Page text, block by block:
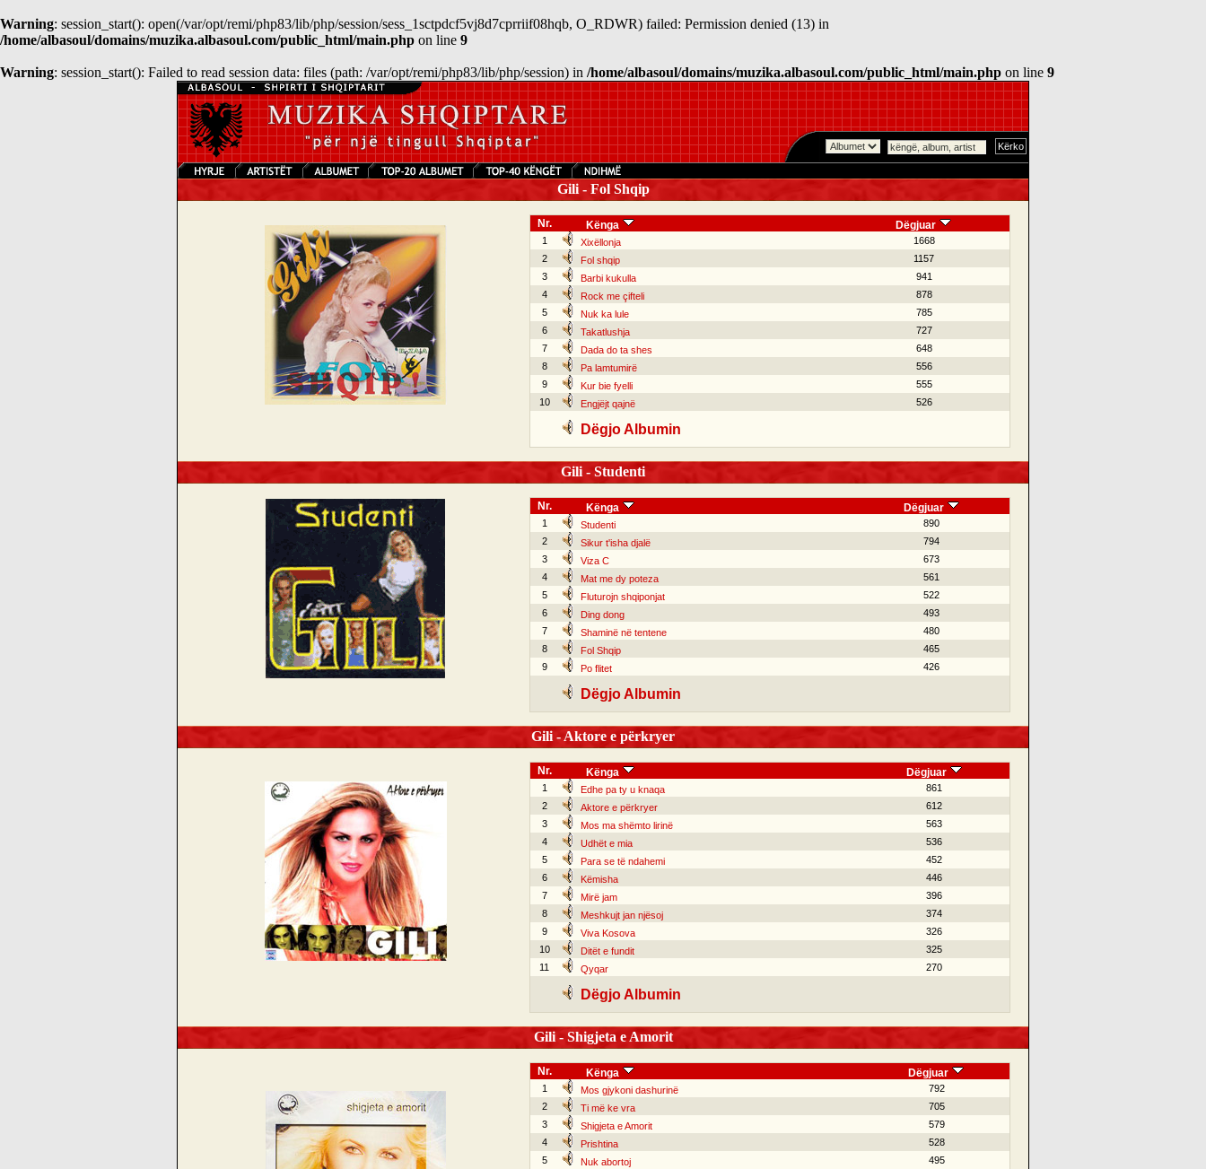
Warning: session_start(): open(/var/opt/remi/php83/lib/php/session/sess_1sctpdcf5vj8d7cprriif08hqb, O_RDWR) failed: Permission denied (13) in
/home/albasoul/domains/muzika.albasoul.com/public_html/main.php on line 9
Warning: session_start(): Failed to read session data: files (path: /var/opt/remi/php83/lib/php/session) in /home/albasoul/domains/muzika.albasoul.com/public_html/main.php on line 9
Gili - Fol Shqip
Nr. Kënga Dëgjuar
1 Xixëllonja
1668
2
Fol shqip
1157
3
Barbi kukulla
941
4
Rock me çifteli
878
5
Nuk ka lule
785
6
Takatlushja
727
7
Dada do ta shes
648
8
Pa lamtumirë
556
9
Kur bie fyelli
555
10
Engjëjt qajnë 526
Dëgjo Albumin
Gili - Studenti
Nr. Kënga Dëgjuar
1 Studenti
890
2
Sikur t'isha djalë
794
3
Viza C
673
4
Mat me dy poteza
561
5
Fluturojn shqiponjat
522
6
Ding dong
493
7
Shaminë në tentene
480
8
Fol Shqip
465
9
Po flitet 426
Dëgjo Albumin
Gili - Aktore e përkryer
Nr. Kënga Dëgjuar
1 Edhe pa ty u knaqa
861
2
Aktore e përkryer
612
3
Mos ma shëmto lirinë
563
4
Udhët e mia
536
5
Para se të ndahemi
452
6
Këmisha
446
7
Mirë jam
396
8
Meshkujt jan njësoj
374
9
Viva Kosova
326
10
Ditët e fundit
325
11
Qyqar 270
Dëgjo Albumin
Gili - Shigjeta e Amorit
Nr. Kënga Dëgjuar
1 Mos gjykoni dashurinë
792
2
Ti më ke vra
705
3
Shigjeta e Amorit
579
4
Prishtina
528
5
Nuk abortoj
495